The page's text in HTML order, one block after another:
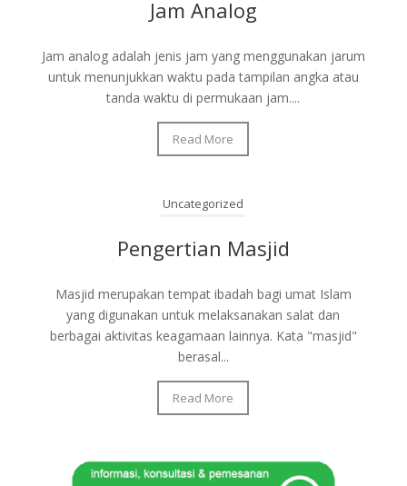
Jam Analog
Jam analog adalah jenis jam yang menggunakan jarum
untuk menunjukkan waktu pada tampilan angka atau
tanda waktu di permukaan jam....
Read More
Uncategorized
Pengertian Masjid
Masjid merupakan tempat ibadah bagi umat Islam
yang digunakan untuk melaksanakan salat dan
berbagai aktivitas keagamaan lainnya. Kata "masjid"
berasal...
Read More